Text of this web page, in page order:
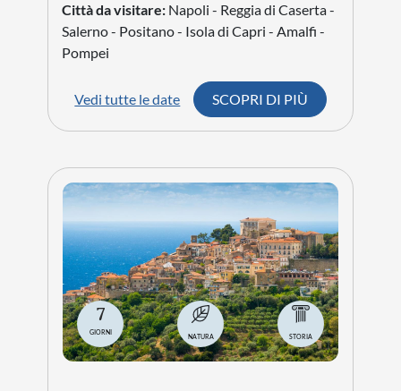
Città da visitare: Napoli - Reggia di Caserta -
Salerno - Positano - Isola di Capri - Amalfi -
Pompei
Vedi tutte le date SCOPRI DI PIÙ
7
GIORNI
NATURA STORIA